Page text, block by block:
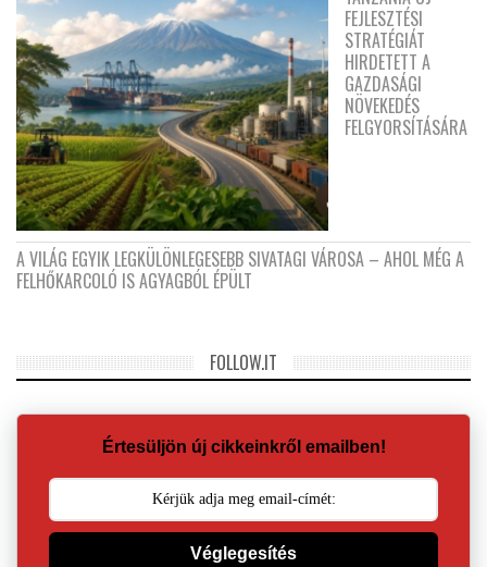
FEJLESZTÉSI
STRATÉGIÁT
HIRDETETT A
GAZDASÁGI
NÖVEKEDÉS
FELGYORSÍTÁSÁRA
A VILÁG EGYIK LEGKÜLÖNLEGESEBB SIVATAGI VÁROSA – AHOL MÉG A
FELHŐKARCOLÓ IS AGYAGBÓL ÉPÜLT
FOLLOW.IT
Értesüljön új cikkeinkről emailben!
Véglegesítés